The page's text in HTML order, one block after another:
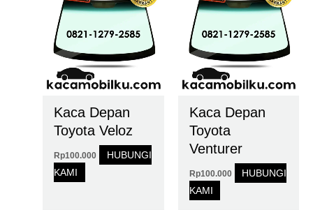
Kaca Depan
Toyota Veloz
Rp100.000
HUBUNGI
KAMI
Kaca Depan
Toyota
Venturer
Rp100.000
HUBUNGI
KAMI